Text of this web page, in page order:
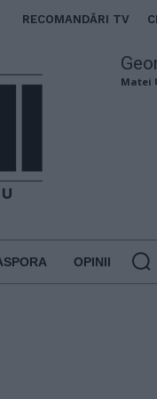
RECOMANDĂRI TV
Matei
OPINII